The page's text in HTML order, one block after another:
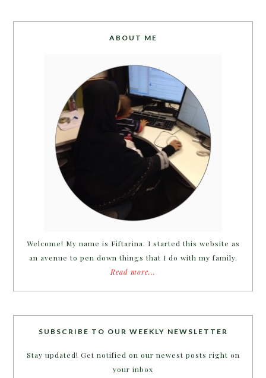
ABOUT ME
Welcome! My name is Fiftarina. I started this website as
an avenue to pen down things that I do with my family.
Read more...
SUBSCRIBE TO OUR WEEKLY NEWSLETTER
Stay updated! Get notified on our newest posts right on
your inbox